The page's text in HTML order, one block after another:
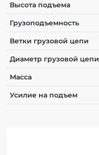
Высота подъема
Грузоподъемность
Ветки грузовой цепи
Диаметр грузовой цепи
Масса
Усилие на подъем